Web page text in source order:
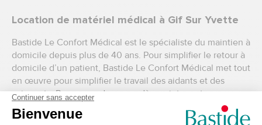
Location de matériel médical à Gif Sur Yvette
Bastide Le Confort Médical est le spécialiste du maintien à
domicile depuis plus de 40 ans. Pour simplifier le retour à
domicile d’un patient, Bastide Le Confort Médical met tout
en œuvre pour simplifier le travail des aidants et des
soignants. Prenez rendez-vous dès maintenant avec
l’agence Bastide Le Confort Médical la plus proche de
chez vous.